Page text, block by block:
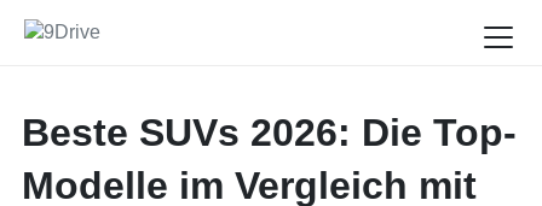
Beste SUVs 2026: Die Top-
Modelle im Vergleich mit